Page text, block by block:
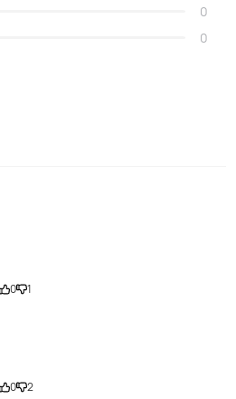
0
0
0 1
0 2